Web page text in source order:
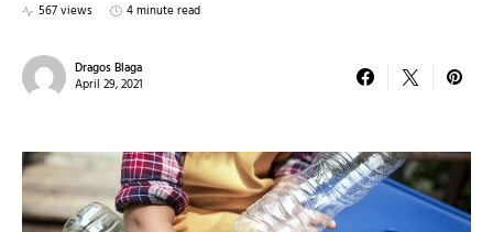
567 views 4 minute read
Dragos Blaga
April 29, 2021